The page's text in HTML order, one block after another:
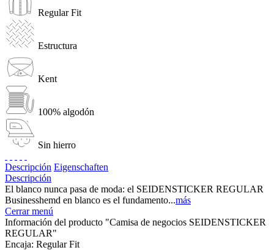
Regular Fit
Estructura
Kent
100% algodón
Sin hierro
Descripción Eigenschaften
Descripción
El blanco nunca pasa de moda: el SEIDENSTICKER REGULAR
Businesshemd en blanco es el fundamento...más
Cerrar menú
Información del producto "Camisa de negocios SEIDENSTICKER
REGULAR"
Encaja: Regular Fit